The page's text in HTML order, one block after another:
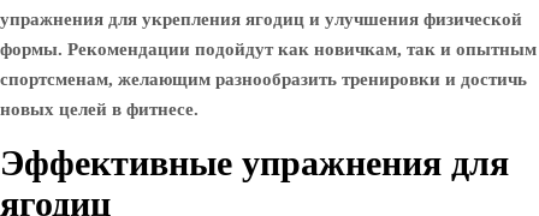
упражнения для укрепления ягодиц и улучшения физической
формы. Рекомендации подойдут как новичкам, так и опытным
спортсменам, желающим разнообразить тренировки и достичь
новых целей в фитнесе.
Эффективные упражнения для
ягодиц